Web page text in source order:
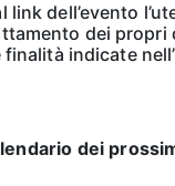
link dell’evento
dei propri
indicate nell’
dei